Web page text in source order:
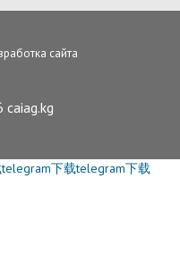
сайта
telegram下载telegram下载